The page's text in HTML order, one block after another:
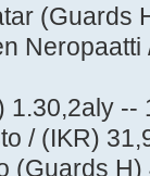
(Guards
1.30,2aly --
/ (IKR)
(Guards